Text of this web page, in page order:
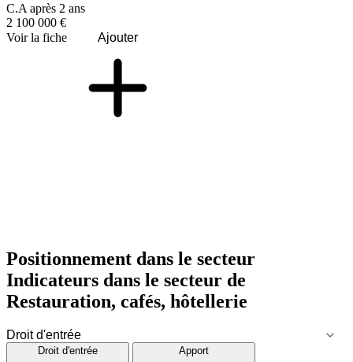
C.A après 2 ans
2 100 000 €
Voir la fiche
Ajouter
Positionnement dans le secteur
Indicateurs dans le secteur de
Restauration, cafés, hôtellerie
Droit d'entrée Apport